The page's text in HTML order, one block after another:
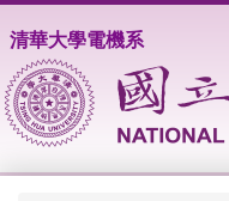
到
主
要
內
容
清華大學電機系